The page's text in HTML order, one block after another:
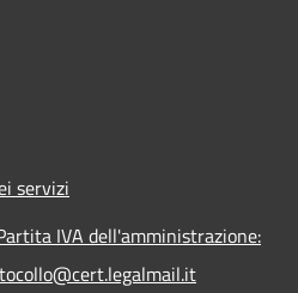
servizi
IVA dell'amministrazione: